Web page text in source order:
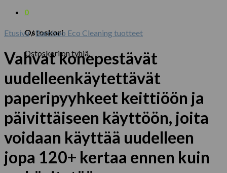
0
Ostoskori
Ostoskori on tyhjä.
Etusivu / Bamboo Eco Cleaning tuotteet
Vahvat konepestävät
uudelleenkäytettävät
paperipyyhkeet keittiöön ja
päivittäiseen käyttöön, joita
voidaan käyttää uudelleen
jopa 120+ kertaa ennen kuin